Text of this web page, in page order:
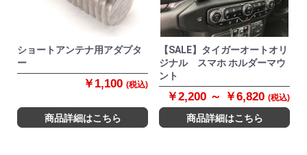
ショートアンテナ用アダプタ
ー
￥1,100 (税込)
商品詳細はこちら
【SALE】タイガーオートオリ
ジナル スマホ ホルダーマウ
ント
￥2,200 ～ ￥6,820 (税込)
商品詳細はこちら